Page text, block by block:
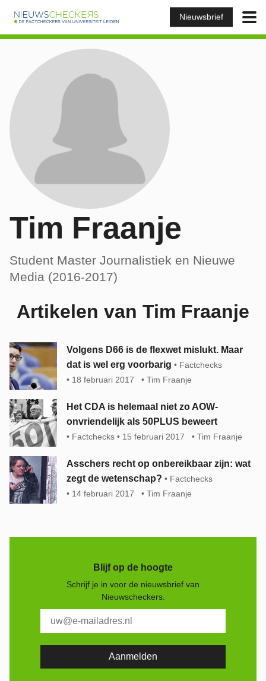
Nieuwsbrief
Tim Fraanje
Student Master Journalistiek en Nieuwe
Media (2016-2017)
Artikelen van Tim Fraanje
Volgens D66 is de flexwet mislukt. Maar
dat is wel erg voorbarig
Factchecks
18 februari 2017
Tim Fraanje
Het CDA is helemaal niet zo AOW-
onvriendelijk als 50PLUS beweert
Factchecks 15 februari 2017 Tim Fraanje
Asschers recht op onbereikbaar zijn: wat
zegt de wetenschap?
Factchecks
14 februari 2017
Tim Fraanje
Blijf op de hoogte
Schrijf je in voor de nieuwsbrief van
Nieuwscheckers.